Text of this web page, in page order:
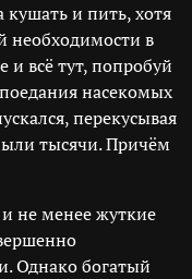
и пить, хотя
необходимости в
всё тут, попробуй
насекомых
перекусывая
тысячи. Причём
не менее жуткие
Однако богатый